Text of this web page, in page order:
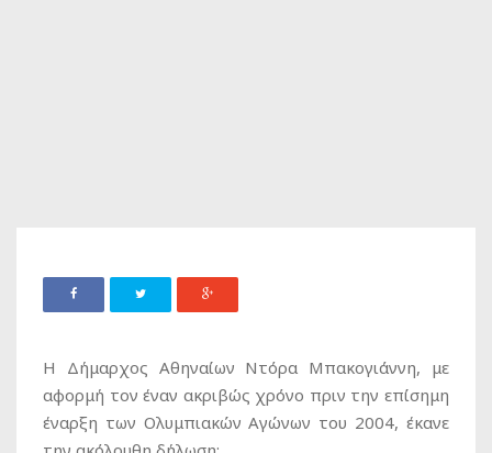
Η Δήμαρχος Αθηναίων Ντόρα Μπακογιάννη, με
αφορμή τον έναν ακριβώς χρόνο πριν την επίσημη
έναρξη των Ολυμπιακών Αγώνων του 2004, έκανε